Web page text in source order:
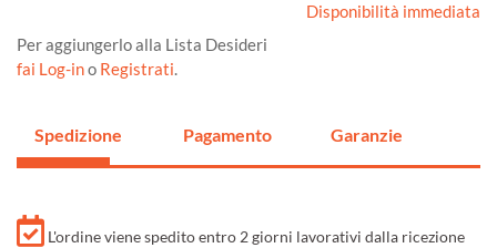
Disponibilità immediata
Per aggiungerlo alla Lista Desideri
fai Log-ino Registrati.
Spedizione Pagamento Garanzie
L'ordine viene spedito entro 2 giorni lavorativi dalla ricezione